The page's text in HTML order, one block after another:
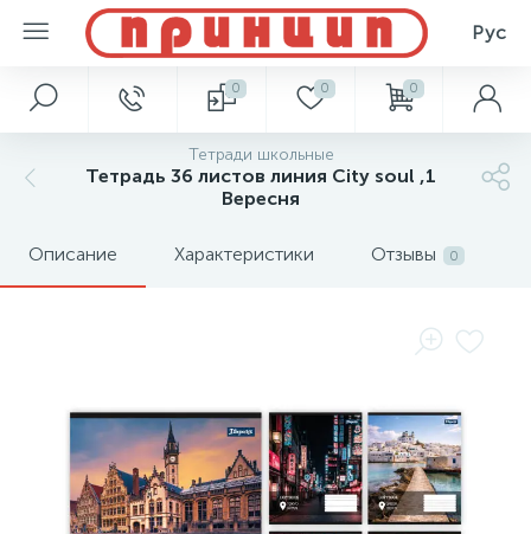
Рус
0 0 0
Тетради школьные
Тетрадь 36 листов линия City soul ,1
Вересня
Описание Характеристики Отзывы 0